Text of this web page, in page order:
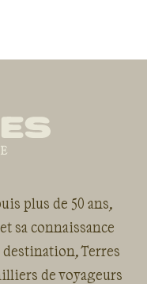
plus de 50 ans,
sa connaissance
Terres
de voyageurs